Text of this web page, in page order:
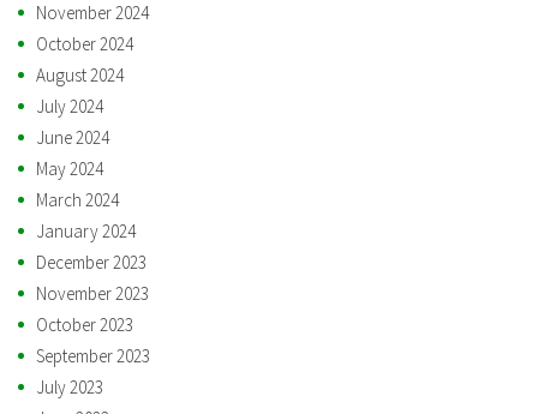
November 2024
October 2024
August 2024
July 2024
June 2024
May 2024
March 2024
January 2024
December 2023
November 2023
October 2023
September 2023
July 2023